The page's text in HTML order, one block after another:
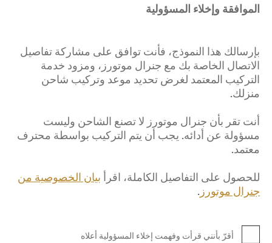
الموافقة وإخلاء المسؤولية
بإرسالك هذا النموذج، فأنت توافق على مشاركة تفاصيل
الاتصال الخاصة بك مع جنرال موتورز، ومزود خدمة
التركيب المعتمد لغرض تحديد موعد وتركيب شاحن
منزلك.
أنت تقر بأن جنرال موتورز لا تصنع الشاحن وليست
مسؤولة عن أدائه. يجب أن يتم التركيب بواسطة محترف
معتمد.
للحصول على التفاصيل الكاملة، اقرأ بيان الخصوصية من
جنرال موتورز .
أقرّ بأنني قرأت وفهمت إخلاء المسؤولية أعلاه